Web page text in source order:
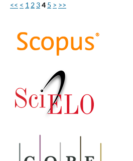
<< < 1 2 34 5 > >>